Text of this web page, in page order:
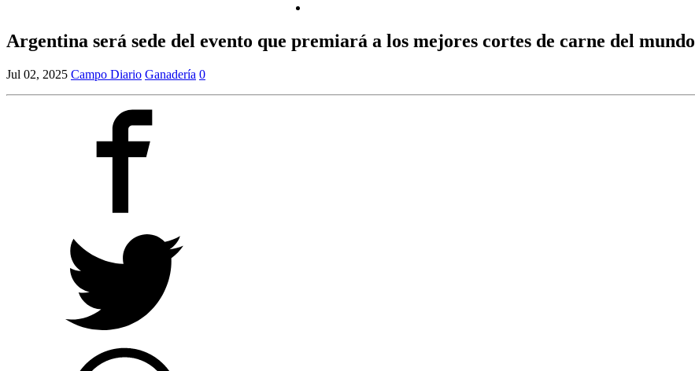
Argentina será sede del evento que premiará a los mejores cortes de carne del mundo
Jul 02, 2025 Campo Diario Ganadería 0